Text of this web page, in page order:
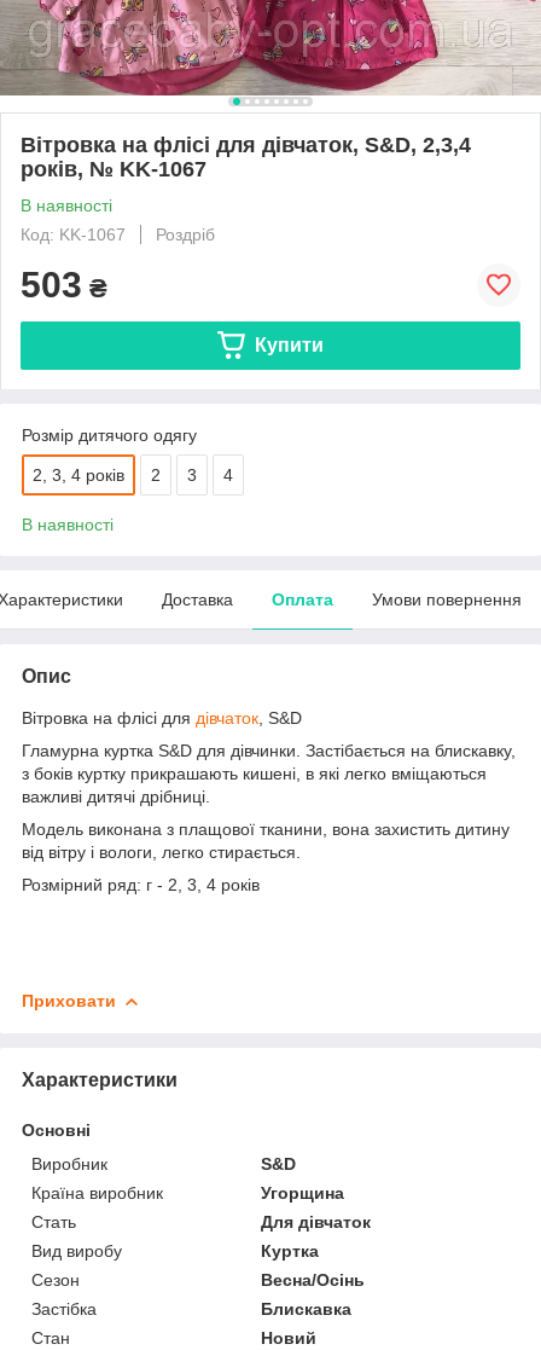
Вітровка на флісі для дівчаток, S&D, 2,3,4
років, № KK-1067
В наявності
Код: KK-1067
Роздріб
503 ₴
Купити
Розмір дитячого одягу
2, 3, 4 років 2 3 4
В наявності
Доставка Оплата Умови повернення
Опис
Вітровка на флісі для дівчаток , S&D
Гламурна куртка S&D для дівчинки. Застібається на блискавку,
з боків куртку прикрашають кишені, в які легко вміщаються
важливі дитячі дрібниці.
Модель виконана з плащової тканини, вона захистить дитину
від вітру і вологи, легко стирається.
Розмірний ряд: г - 2, 3, 4 років
Приховати
Характеристики
Основні
Виробник
S&D
Країна виробник
Угорщина
Стать
Для дівчаток
Вид виробу
Куртка
Сезон
Весна/Осінь
Застібка
Блискавка
Стан
Новий